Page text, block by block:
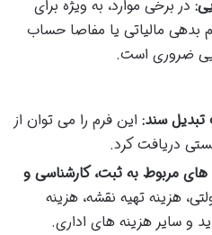
در برخی موارد، به ویژه برای
بدهی مالیاتی یا مفاصا حساب
ضروری است.
سند: این فرم را می توان از
دریافت کرد.
مربوط به ثبت، کارشناسی و
هزینه تهیه نقشه، هزینه
و سایر هزینه های اداری.